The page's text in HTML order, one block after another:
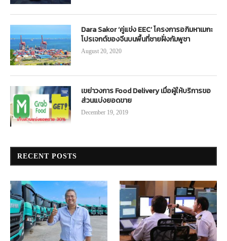
Dara Sakor ‘คู่แข่ง EEC’ โครงการอภิมหาเมกะ
โปรเจกต์ของจีนบนพื้นที่ชายฝั่งกัมพูชา
August 20, 2020
เขย่าวงการ Food Delivery เมื่อผู้ให้บริการขอ
ส่วนแบ่งยอดขาย
December 19, 2019
RECENT POSTS